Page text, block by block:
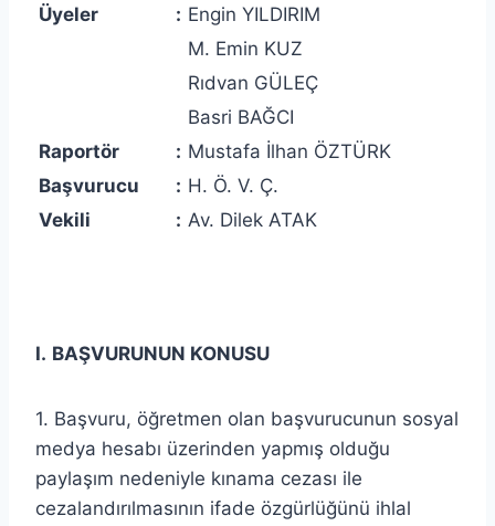
Üyeler
: Engin YILDIRIM
M. Emin KUZ
Rıdvan GÜLEÇ
Basri BAĞCI
Raportör
: Mustafa İlhan ÖZTÜRK
Başvurucu
: H. Ö. V. Ç.
Vekili
: Av. Dilek ATAK
I. BAŞVURUNUN KONUSU
1. Başvuru, öğretmen olan başvurucunun sosyal
medya hesabı üzerinden yapmış olduğu
paylaşım nedeniyle kınama cezası ile
cezalandırılmasının ifade özgürlüğünü ihlal